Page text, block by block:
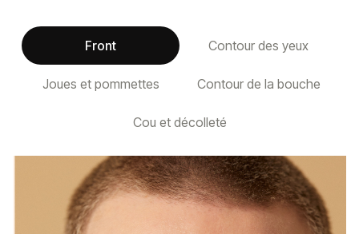
Front Contour des yeux
Joues et pommettes Contour de la bouche
Cou et décolleté